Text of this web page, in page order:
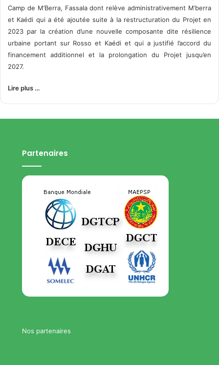
Camp de M’Berra, Fassala dont relève administrativement M’berra
et Kaédi qui a été ajoutée suite à la restructuration du Projet en
2023 par la création d’une nouvelle composante dite résilience
urbaine portant sur Rosso et Kaédi et qui a justifié l’accord du
financement additionnel et la prolongation du Projet jusqu’en
2027.
Lire plus …
Partenaires
Nos partenaires